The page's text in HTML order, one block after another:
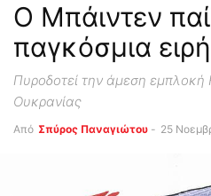
Ο Μπάιντεν
παγκόσμια
Πυροδοτεί την άμεση
Ουκρανίας
Από Σπύρος Παναγιώτου - 25